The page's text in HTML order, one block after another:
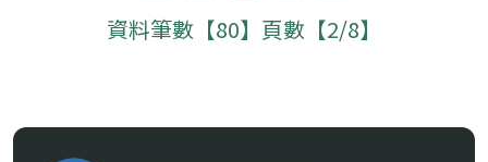
資料筆數【80】頁數【2/8】